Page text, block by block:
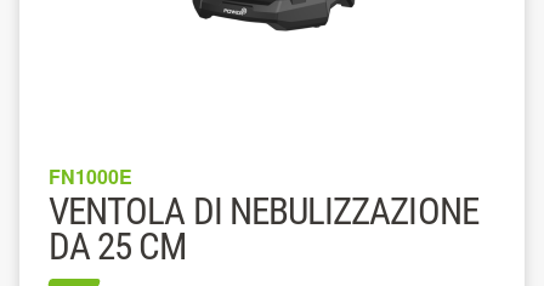
FN1000E
VENTOLA DI NEBULIZZAZIONE
DA 25 CM